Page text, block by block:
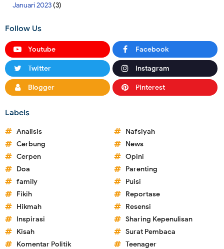
Januari 2023(3)
Follow Us
Youtube Facebook
Twitter Instagram
Blogger Pinterest
Labels
Analisis
Cerbung
Cerpen
Doa
family
Fikih
Hikmah
Inspirasi
Kisah
Komentar Politik
Nafsiyah
News
Opini
Parenting
Puisi
Reportase
Resensi
Sharing Kepenulisan
Surat Pembaca
Teenager